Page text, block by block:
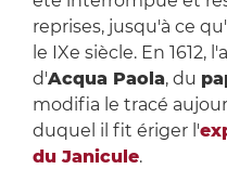
reprises, jusqu'à ce
le IXe siècle. En
d'Acqua Paola, du
modifia le tracé
duquel il fit ériger l'
du Janicule.